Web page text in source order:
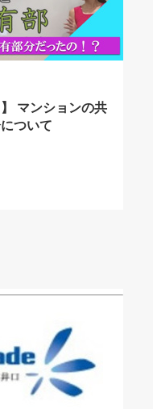
マンションの共
ついて